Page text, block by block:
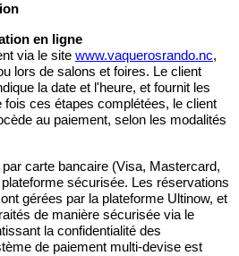
en ligne
via le site www.vaquerosrando.nc,
lors de salons et foires. Le client
la date et l'heure, et fournit les
fois ces étapes complétées, le client
au paiement, selon les modalités
par carte bancaire (Visa, Mastercard,
sécurisée. Les réservations
gérées par la plateforme Ultinow, et
de manière sécurisée via le
la confidentialité des
de paiement multi-devise est